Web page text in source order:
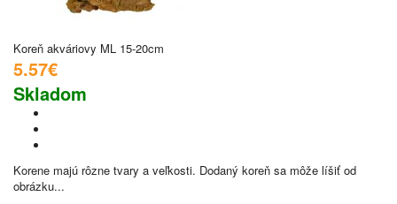
Koreň akváriovy ML 15-20cm
5.57€
Skladom
Korene majú rôzne tvary a veľkosti. Dodaný koreň sa môže líšiť od
obrázku...